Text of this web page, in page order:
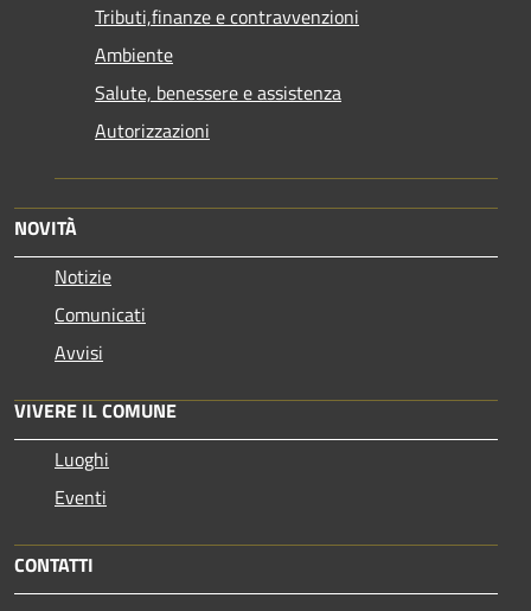
Tributi,finanze e contravvenzioni
Ambiente
Salute, benessere e assistenza
Autorizzazioni
NOVITÀ
Notizie
Comunicati
Avvisi
VIVERE IL COMUNE
Luoghi
Eventi
CONTATTI